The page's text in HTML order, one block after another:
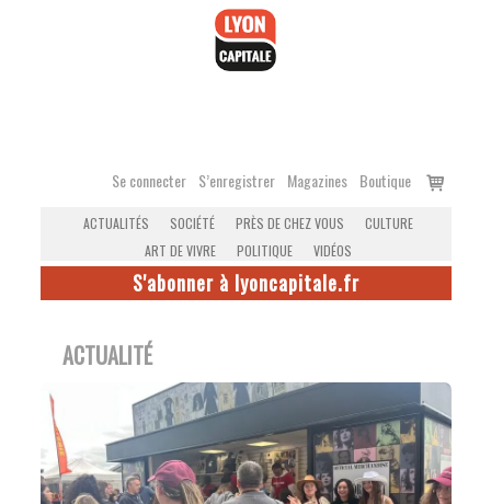
Se connecter S’enregistrer Magazines Boutique
Voir
ACTUALITÉS SOCIÉTÉ PRÈS DE CHEZ VOUS
CULTURE
ART DE VIVRE
POLITIQUE VIDÉOS
S'abonner à lyoncapitale.fr
ACTUALITÉ